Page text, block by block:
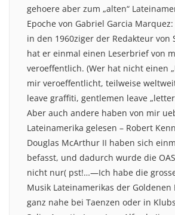
gehoere aber zum „alten“
Epoche von Gabriel Garcia
in den 1960ziger der Redakteur von
hat er einmal einen Leserbrief von
veroeffentlich. (Wer hat nicht einen
mir veroeffentlicht, teilweise
leave graffiti, gentlemen leave
Aber auch andere haben von mir
Lateinamerika gelesen – Robert
Douglas McArthur II haben sich
befasst, und dadurch wurde die
nicht nur( pst!…—Ich habe die
Musik Lateinamerikas der Goldenen
ganz nahe bei Taenzen oder in